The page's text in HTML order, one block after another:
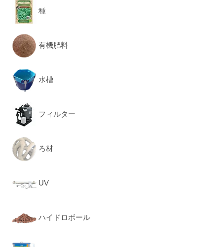
種
有機肥料
水槽
フィルター
ろ材
UV
ハイドロボール